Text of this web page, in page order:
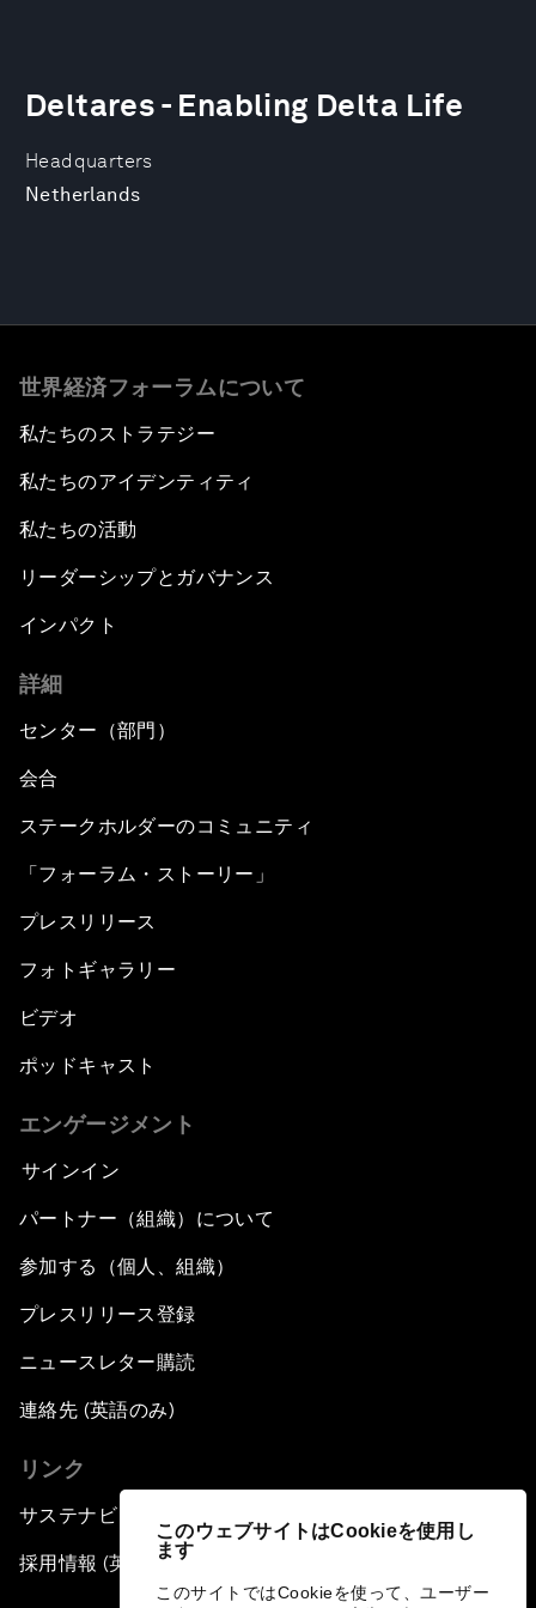
このウェブサイトはCookieを使用し
ます
このサイトではCookieを使って、ユーザー
Headquarters
Netherlands
Deltares - Enabling Delta Life
世界経済フォーラムについて
私たちのストラテジー
私たちのアイデンティティ
私たちの活動
リーダーシップとガバナンス
インパクト
詳細
センター（部門）
会合
ステークホルダーのコミュニティ
「フォーラム・ストーリー」
プレスリリース
フォトギャラリー
ビデオ
ポッドキャスト
エンゲージメント
サインイン
パートナー（組織）について
参加する（個人、組織）
プレスリリース登録
ニュースレター購読
連絡先 (英語のみ)
リンク
サステナビリティへの取り組み
採用情報 (英語のみ)